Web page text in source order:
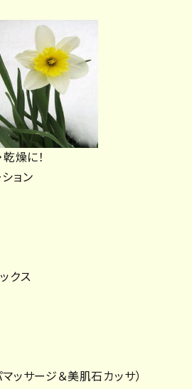
燥に！
ョン
クス
ッサージ＆美肌石カッサ）